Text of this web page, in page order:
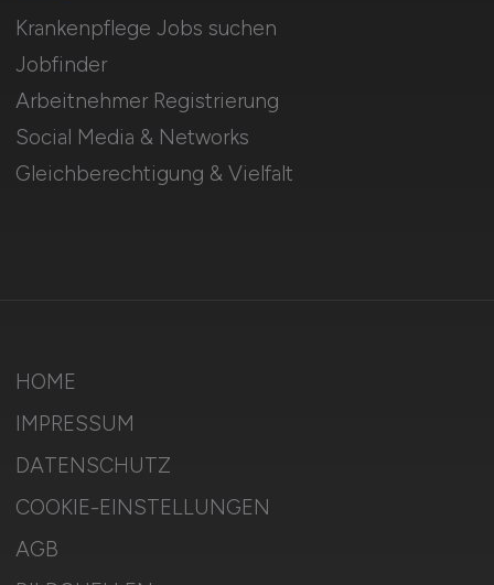
Krankenpflege Jobs suchen
Jobfinder
Arbeitnehmer Registrierung
Social Media & Networks
Gleichberechtigung & Vielfalt
HOME
IMPRESSUM
DATENSCHUTZ
COOKIE-EINSTELLUNGEN
AGB